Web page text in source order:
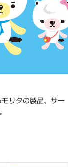
リタの製品、サー
価格の確認
ネット会
い。